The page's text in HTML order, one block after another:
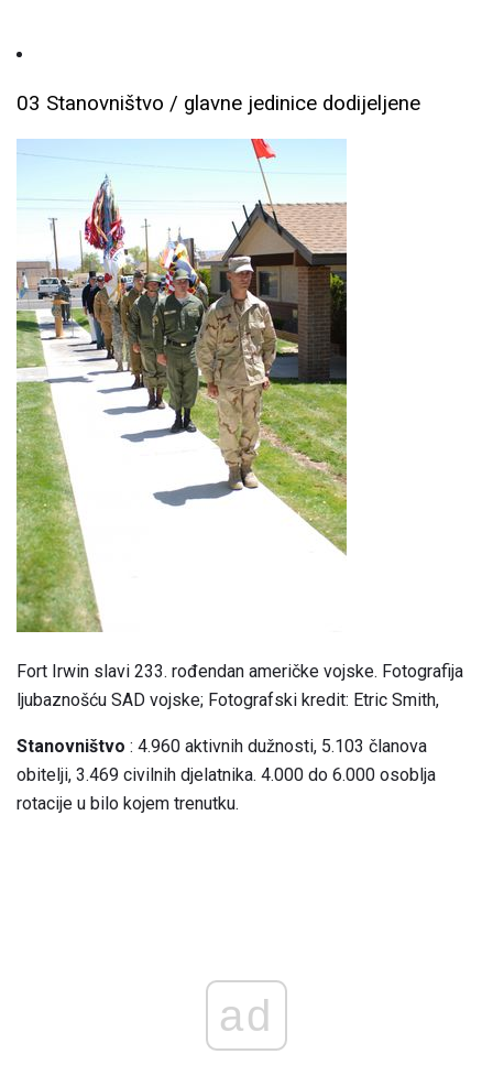
03 Stanovništvo / glavne jedinice dodijeljene
Fort Irwin slavi 233. rođendan američke vojske. Fotografija
ljubaznošću SAD vojske; Fotografski kredit: Etric Smith,
Stanovništvo : 4.960 aktivnih dužnosti, 5.103 članova
obitelji, 3.469 civilnih djelatnika. 4.000 do 6.000 osoblja
rotacije u bilo kojem trenutku.
ad